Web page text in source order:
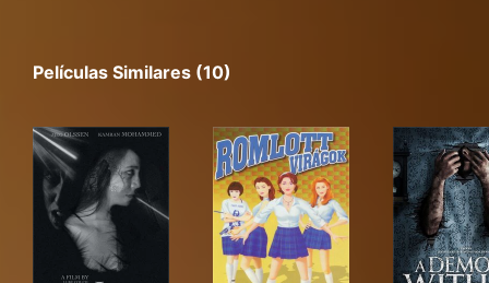
Películas Similares (10)